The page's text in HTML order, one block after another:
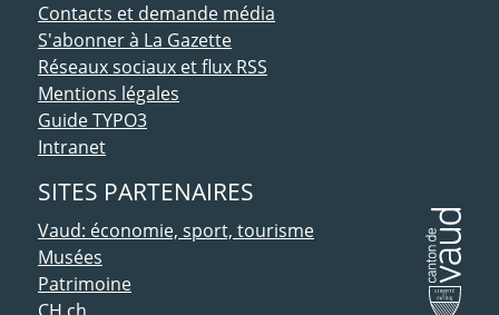
Contacts et demande média
S'abonner à La Gazette
Réseaux sociaux et flux RSS
Mentions légales
Guide TYPO3
Intranet
SITES PARTENAIRES
Vaud: économie, sport, tourisme
Musées
Patrimoine